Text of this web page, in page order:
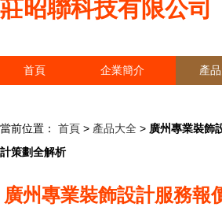
莊昭聯科技有限公司
首頁 企業簡介 產
當前位置： 首頁 > 產品大全 > 廣州專業裝飾
計策劃全解析
廣州專業裝飾設計服務報